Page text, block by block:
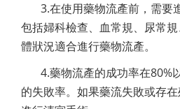
3.在使用藥物流產前，需要
包括婦科檢查、血常規、尿常
體狀況適合進行藥物流產。
4.藥物流產的成功率在80%
的失敗率。如果藥流失敗或存